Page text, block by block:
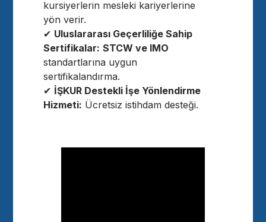
kursiyerlerin mesleki kariyerlerine
yön verir.
✔ Uluslararası Geçerliliğe Sahip
Sertifikalar: STCW ve IMO
standartlarına uygun
sertifikalandırma.
✔ İŞKUR Destekli İşe Yönlendirme
Hizmeti: Ücretsiz istihdam desteği.